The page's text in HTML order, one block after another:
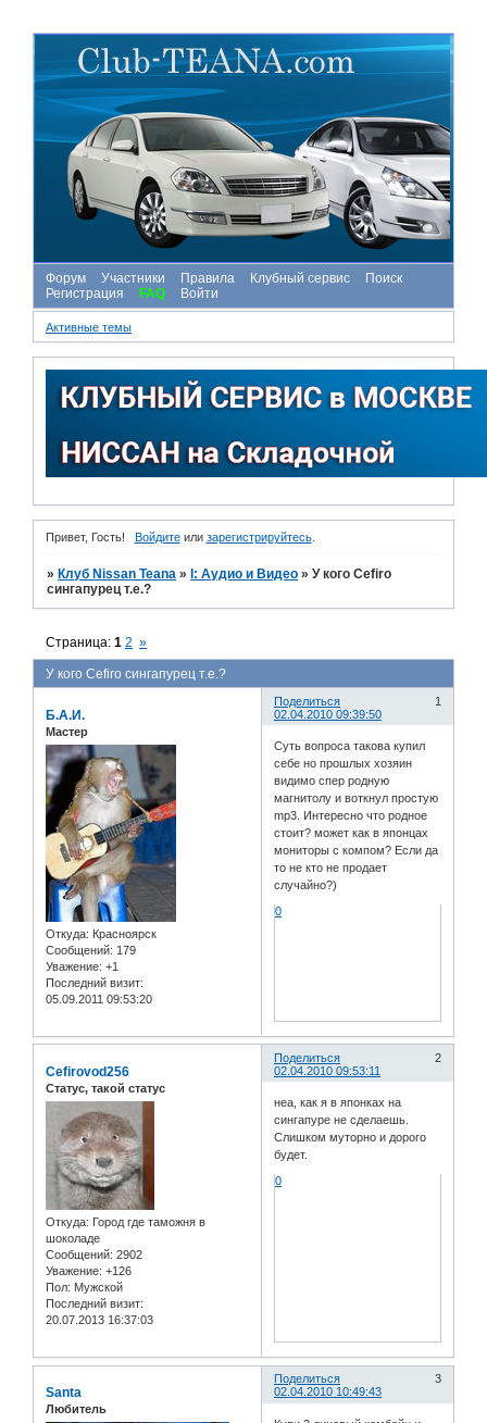
Форум Участники Правила Клубный сервис
Поиск
Регистрация
FAQ Войти
Активные темы
Привет, Гость! Войдитеили зарегистрируйтесь.
» Клуб Nissan Teana » I: Аудио и Bидео »У кого Cefiro
сингапурец т.е.?
У кого Cefiro сингапурец т.е.?
Страница:1 2 »
Поделиться
1
02.04.2010 09:39:50
Б.А.И.
Мастер
Откуда: Красноярск
Сообщений: 179
Уважение: +1
Последний визит:
05.09.2011 09:53:20
Суть вопроса такова купил
себе но прошлых хозяин
видимо спер родную
магнитолу и воткнул простую
mp3. Интересно что родное
стоит? может как в японцах
мониторы с компом? Если да
то не кто не продает
случайно?)
0
Поделиться
2
02.04.2010 09:53:11
Cefirovod256
Статус, такой статус
Откуда: Город где таможня в
шоколаде
Сообщений: 2902
Уважение: +126
Пол: Мужской
Последний визит:
20.07.2013 16:37:03
неа, как я в японках на
сингапуре не сделаешь.
Слишком муторно и дорого
будет.
0
Поделиться
3
02.04.2010 10:49:43
Santa
Любитель